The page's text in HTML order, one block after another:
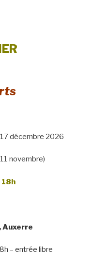
décembre 2026
novembre)
18h
Auxerre
– entrée libre